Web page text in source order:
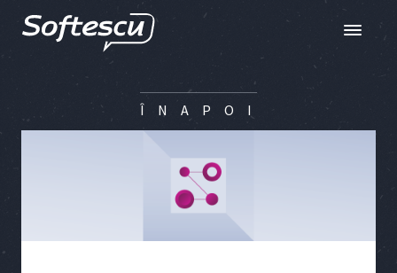
Toggle
Î N A P O I